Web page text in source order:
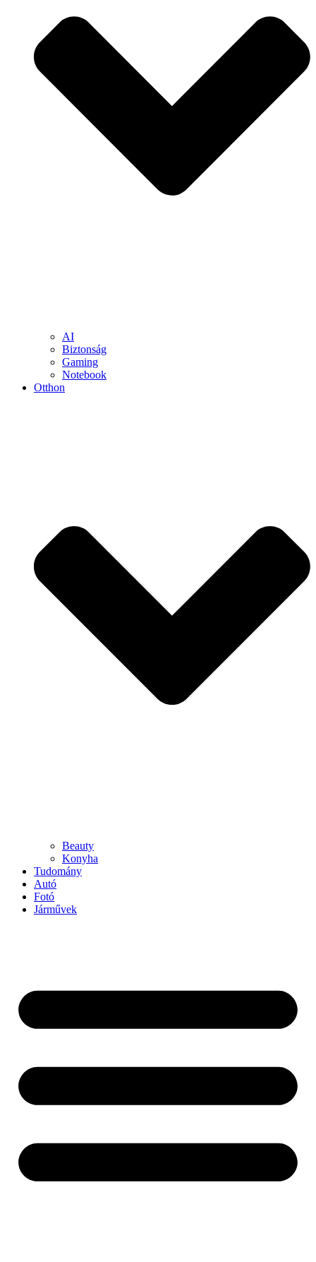
AI
Biztonság
Gaming
Notebook
Otthon
Beauty
Konyha
Tudomány
Autó
Fotó
Járművek